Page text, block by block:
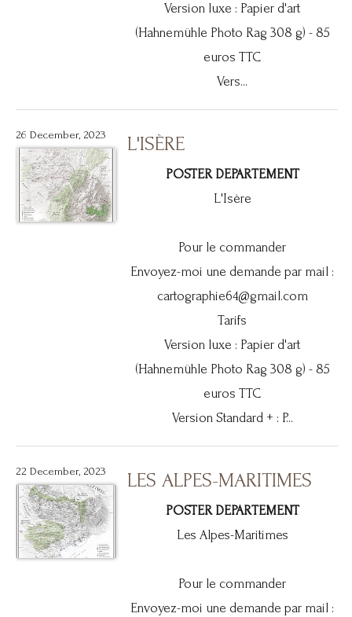
Version luxe : Papier d'art
(Hahnemühle Photo Rag 308 g) - 85
euros TTC
Vers...
26 December, 2023 L'ISÈRE
POSTER DEPARTEMENT
L'Isère
Pour le commander
Envoyez-moi une demande par mail :
cartographie64@gmail.com
Tarifs
Version luxe : Papier d'art
(Hahnemühle Photo Rag 308 g) - 85
euros TTC
Version Standard + : P...
22 December, 2023 LES ALPES-MARITIMES
POSTER DEPARTEMENT
Les Alpes-Maritimes
Pour le commander
Envoyez-moi une demande par mail :